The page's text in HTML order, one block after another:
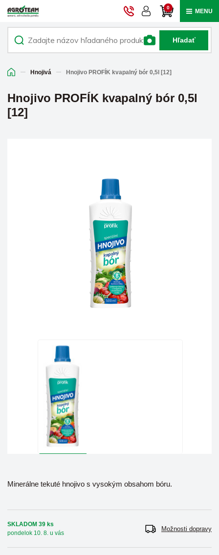
0 MENU
Hľadať
Hnojivá Hnojivo PROFÍK kvapalný bór 0,5l [12]
Hnojivo PROFÍK kvapalný bór 0,5l
[12]
Minerálne tekuté hnojivo s vysokým obsahom bóru.
SKLADOM 39 ks
pondelok 10. 8. u vás
Možnosti dopravy